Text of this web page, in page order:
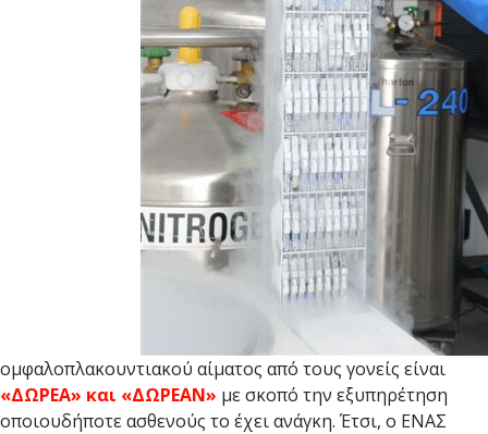
ομφαλοπλακουντιακού αίματος από τους γονείς είναι
«ΔΩΡΕΑ» και «ΔΩΡΕΑΝ» με σκοπό την εξυπηρέτηση
οποιουδήποτε ασθενούς το έχει ανάγκη. Έτσι, ο ΕΝΑΣ